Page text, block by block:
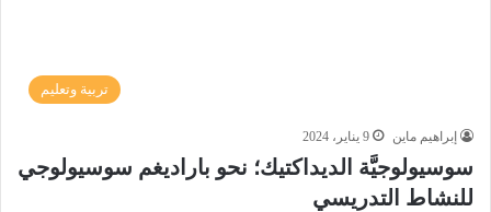
تربية وتعليم
إبراهيم ماين 9 يناير، 2024
سوسيولوجيَّة الديداكتيك؛ نحو باراديغم سوسيولوجي
للنشاط التدريسي